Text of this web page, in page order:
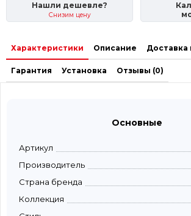
Нашли дешевле?
Снизим цену
Характеристики Описание Доставка
Гарантия Установка Отзывы (0)
Основные
Артикул
Производитель
Страна бренда
Коллекция